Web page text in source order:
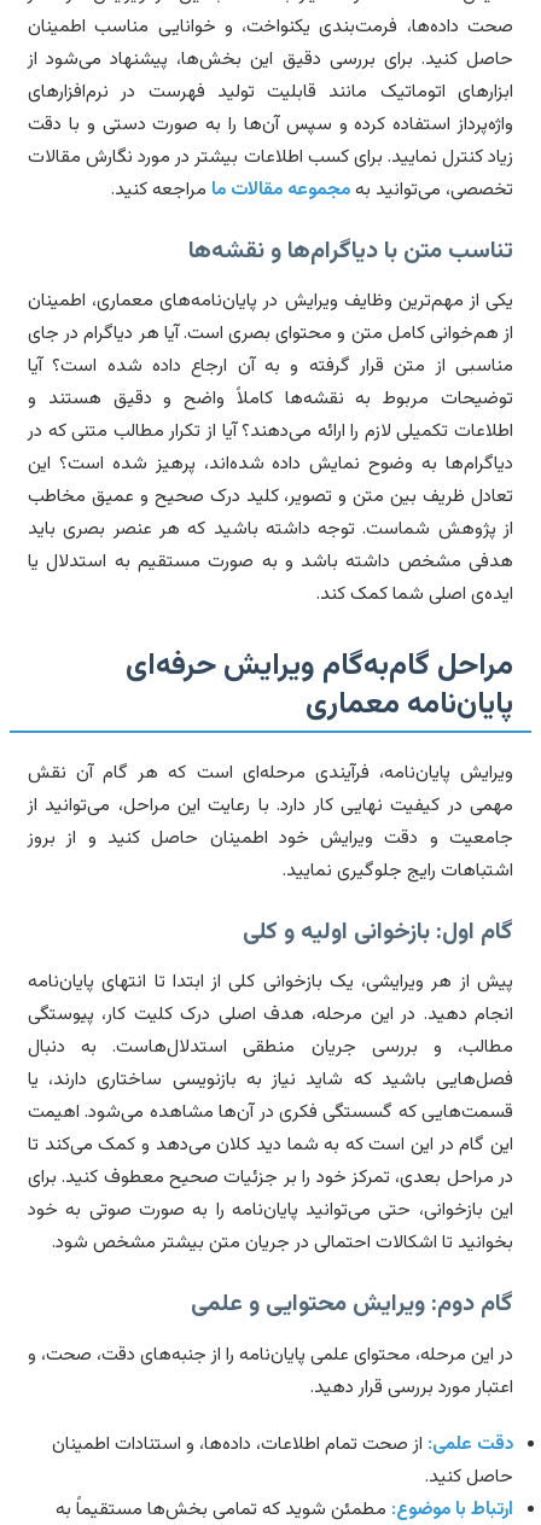
داده‌ها، فرمت‌بندی یکنواخت، و خوانایی مناسب اطمینان
کنید. برای بررسی دقیق این بخش‌ها، پیشنهاد می‌شود از
اتوماتیک مانند قابلیت تولید فهرست در نرم‌افزارهای
استفاده کرده و سپس آن‌ها را به صورت دستی و با دقت
کنترل نمایید. برای کسب اطلاعات بیشتر در مورد نگارش مقالات
می‌توانید بهمجموعه مقالات مامراجعه کنید.
متن با دیاگرام‌ها و نقشه‌ها
از مهم‌ترین وظایف ویرایش در پایان‌نامه‌های معماری، اطمینان
هم‌خوانی کامل متن و محتوای بصری است. آیا هر دیاگرام در جای
از متن قرار گرفته و به آن ارجاع داده شده است؟ آیا
مربوط به نقشه‌ها کاملاً واضح و دقیق هستند و
تکمیلی لازم را ارائه می‌دهند؟ آیا از تکرار مطالب متنی که در
به وضوح نمایش داده شده‌اند، پرهیز شده است؟ این
ظریف بین متن و تصویر، کلید درک صحیح و عمیق مخاطب
پژوهش شماست. توجه داشته باشید که هر عنصر بصری باید
مشخص داشته باشد و به صورت مستقیم به استدلال یا
اصلی شما کمک کند.
گام‌به‌گام ویرایش حرفه‌ای
معماری
پایان‌نامه، فرآیندی مرحله‌ای است که هر گام آن نقش
در کیفیت نهایی کار دارد. با رعایت این مراحل، می‌توانید از
و دقت ویرایش خود اطمینان حاصل کنید و از بروز
رایج جلوگیری نمایید.
اول: بازخوانی اولیه و کلی
از هر ویرایشی، یک بازخوانی کلی از ابتدا تا انتهای پایان‌نامه
دهید. در این مرحله، هدف اصلی درک کلیت کار، پیوستگی
و بررسی جریان منطقی استدلال‌هاست. به دنبال
باشید که شاید نیاز به بازنویسی ساختاری دارند، یا
که گسستگی فکری در آن‌ها مشاهده می‌شود. اهیمت
گام در این است که به شما دید کلان می‌دهد و کمک می‌کند تا
مراحل بعدی، تمرکز خود را بر جزئیات صحیح معطوف کنید. برای
بازخوانی، حتی می‌توانید پایان‌نامه را به صورت صوتی به خود
تا اشکالات احتمالی در جریان متن بیشتر مشخص شود.
دوم: ویرایش محتوایی و علمی
این مرحله، محتوای علمی پایان‌نامه را از جنبه‌های دقت، صحت، و
مورد بررسی قرار دهید.
علمی:از صحت تمام اطلاعات، داده‌ها، و استنادات اطمینان
کنید.
با موضوع:مطمئن شوید که تمامی بخش‌ها مستقیماً به